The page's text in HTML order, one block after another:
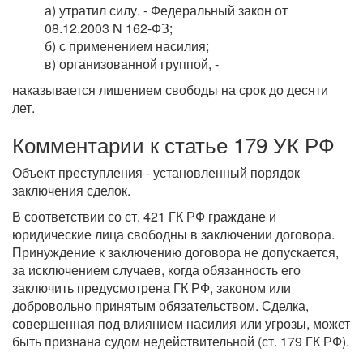
а) утратил силу. - Федеральный закон от
08.12.2003 N 162-ФЗ;
б) с применением насилия;
в) организованной группой, -
наказывается лишением свободы на срок до десяти
лет.
Комментарии к статье 179 УК РФ
Объект преступления - установленный порядок
заключения сделок.
В соответствии со ст. 421 ГК РФ граждане и
юридические лица свободны в заключении договора.
Принуждение к заключению договора не допускается,
за исключением случаев, когда обязанность его
заключить предусмотрена ГК РФ, законом или
добровольно принятым обязательством. Сделка,
совершенная под влиянием насилия или угрозы, может
быть признана судом недействительной (ст. 179 ГК РФ).